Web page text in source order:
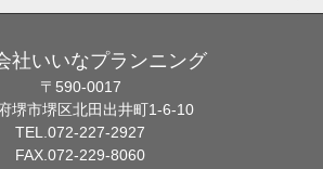
社いいなプランニング
〒590-0017
堺市堺区北田出井町1-6-10
TEL.072-227-2927
FAX.072-229-8060